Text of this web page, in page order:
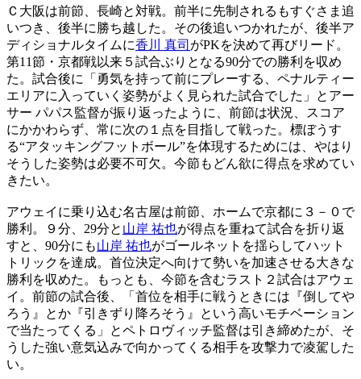
Ｃ大阪は前節、長崎と対戦。前半に先制されるもすぐさま追
いつき、後半に勝ち越した。その後追いつかれたが、後半ア
ディショナルタイムに香川 真司 がPKを決めて再びリード。
第11節・京都戦以来５試合ぶりとなる90分での勝利を収め
た。試合後に「勇気を持って前にプレーする、ペナルティー
エリアに入っていく姿勢がよく見られた試合でした」とアー
サー パパス監督が振り返ったように、前節は状況、スコア
にかかわらず、常に次の１点を目指して戦った。標ぼうす
る“アタッキングフットボール”を体現するためには、やはり
そうした姿勢は必要不可欠。今節もどん欲に得点を求めてい
きたい。
アウェイに乗り込む名古屋は前節、ホームで京都に３－０で
勝利。９分、29分と 山岸 祐也が得点を重ねて試合を折り返
すと、90分にも山岸 祐也がゴールネットを揺らしてハット
トリックを達成。首位決定へ向けて勢いを加速させる大きな
勝利を収めた。もっとも、今節を含むラスト２試合はアウェ
イ。前節の試合後、「首位を相手に戦うときには『倒してや
ろう』とか『引きずり降ろそう』という高いモチベーション
で当たってくる」とペトロヴィッチ監督は引き締めたが、そ
うした強い意気込みで向かってくる相手を攻撃力で凌駕した
い。